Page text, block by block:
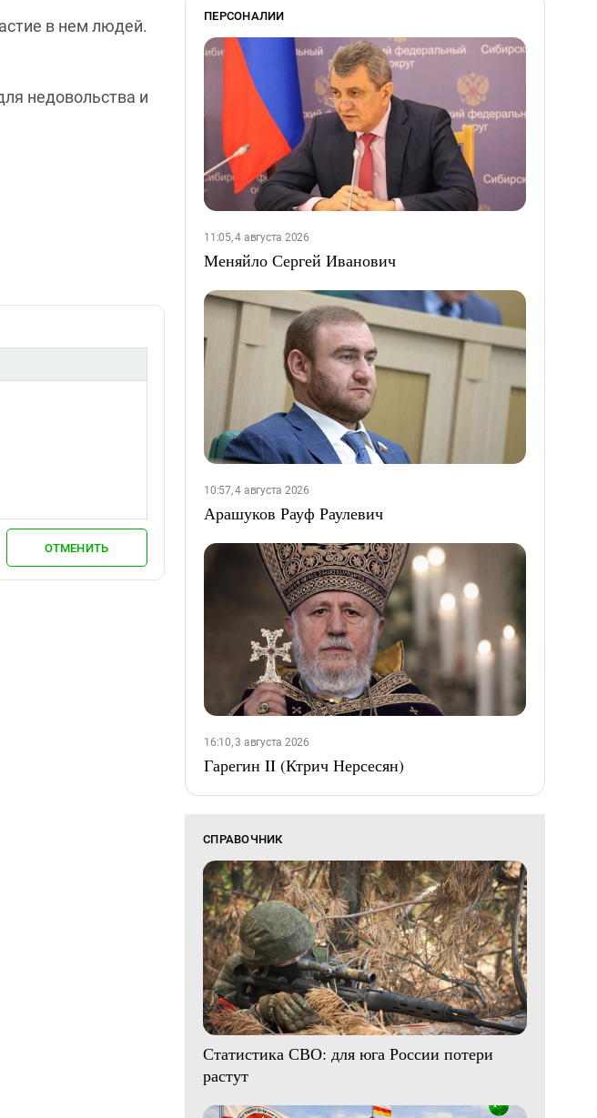
в нем людей.
недовольства и
ОТМЕНИТЬ
ПЕРСОНАЛИИ
11:05, 4 августа 2026
Меняйло Сергей Иванович
10:57, 4 августа 2026
Арашуков Рауф Раулевич
16:10, 3 августа 2026
Гарегин II (Ктрич Нерсесян)
СПРАВОЧНИК
Статистика СВО: для юга России потери
растут